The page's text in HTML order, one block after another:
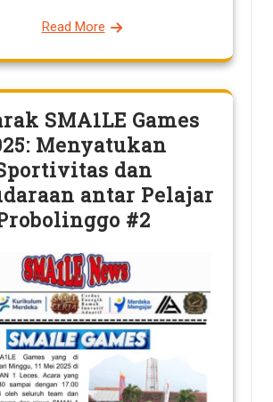
Read More
SMA1LE Games
Menyatukan
dan
antar Pelajar
#2